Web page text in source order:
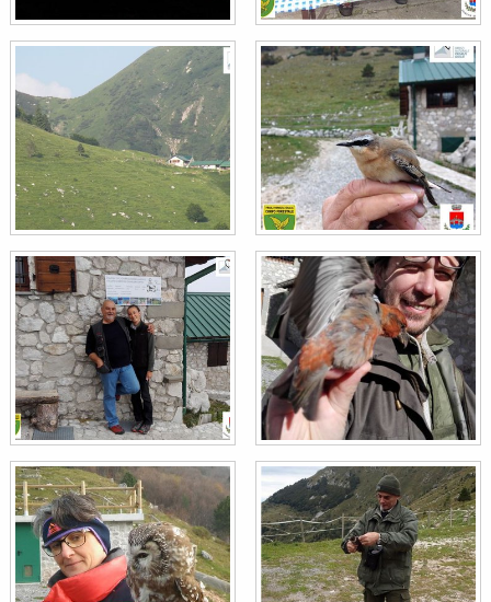
Pettirosso Erithacus rubecula
Regulus regulus
Sparviere Accipiter nisus
Tordela Turdus viscivorus
Coturnice Alectoris graeca
Prispolone Anthus trivialis
Fanello Carduelis cannabina
Rampichino alpestre Certhia familiaris
Picchio nero Dryocopus martius
Balia nera Ficedula hypoleuca
Culbianco Oenanthe oenanthe
Cinciallegra Parus major
Codirosso comune Phoenicurus phoenicurus
Luì piccolo Phylloscopus collybita